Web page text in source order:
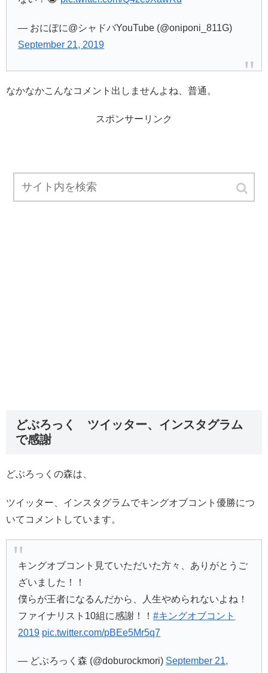
— おにぽに@シャドバYouTube (@oniponi_811G)
September 21, 2019
なかなかこんなコメント出しませんよね、普通。
スポンサーリンク
どぶろっく ツイッター、インスタグラム
で感謝
どぶろっくの森は、
ツイッター、インスタグラムでキングオブコント優勝につ
いてコメントしています。
キングオブコント見ていただいた方々、ありがとうご
ざいました！！
僕らが王者になるんだから、人生やめられないよね！
ファイナリスト10組に感謝！！#キングオブコント
2019 pic.twitter.com/pBEe5Mr5q7
— どぶろっく森 (@doburockmori) September 21,